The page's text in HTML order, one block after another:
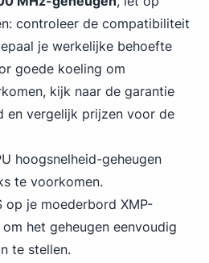
controleer de compatibiliteit
je werkelijke behoefte
goede koeling om
kijk naar de garantie
en vergelijk prijzen voor de
hoogsnelheid-geheugen
te voorkomen.
op je moederbord XMP-
het geheugen eenvoudig
te stellen.